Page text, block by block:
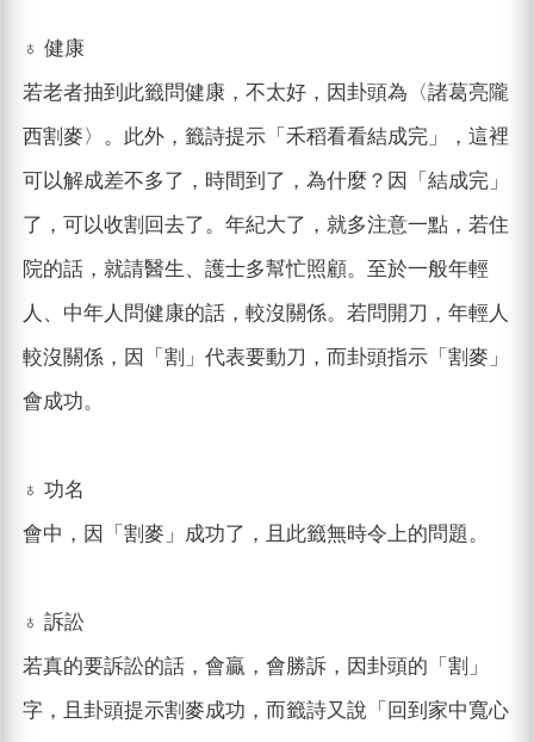
♁ 健康
若老者抽到此籤問健康，不太好，因卦頭為〈諸葛亮隴
西割麥〉。此外，籤詩提示「禾稻看看結成完」，這裡
可以解成差不多了，時間到了，為什麼？因「結成完」
了，可以收割回去了。年紀大了，就多注意一點，若住
院的話，就請醫生、護士多幫忙照顧。至於一般年輕
人、中年人問健康的話，較沒關係。若問開刀，年輕人
較沒關係，因「割」代表要動刀，而卦頭指示「割麥」
會成功。
♁ 功名
會中，因「割麥」成功了，且此籤無時令上的問題。
♁ 訴訟
若真的要訴訟的話，會贏，會勝訴，因卦頭的「割」
字，且卦頭提示割麥成功，而籤詩又說「回到家中寬心